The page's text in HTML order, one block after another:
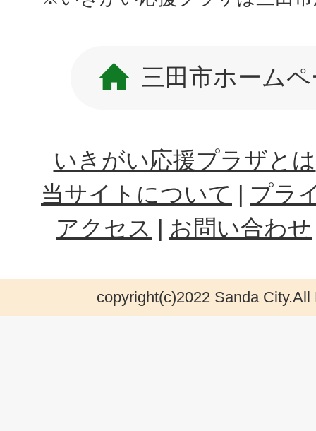
三田市ホーム
いきがい応援プラザとは
当サイトについて
プラ
アクセス
お問い合わせ
copyright(c)2022 Sanda